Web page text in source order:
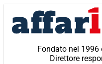
contenuto
Fondato nel
Direttore